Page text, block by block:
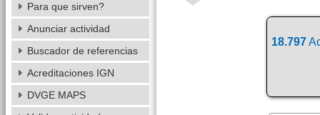
18.797
Para que sirven?
Anunciar actividad
Buscador de referencias
Acreditaciones IGN
DVGE MAPS